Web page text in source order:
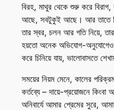
বিরহ, মাথুর থেকে শুরু করে
আছে, সবটুকুই আছে। আর তাতে
তার স্বর, চলন আর গতি নিয়ে,
হয়তো অনেক অভিযোগ-অনুযোগেও
করে চিনিয়ে যায়, ভালোবাসতে
সময়ের নিয়ম মেনে, কালের
কর্তব্যে – দায়ে-প্রয়োজনে কিংবা
অনিবার্যে আমার প্রেমের সুরে,